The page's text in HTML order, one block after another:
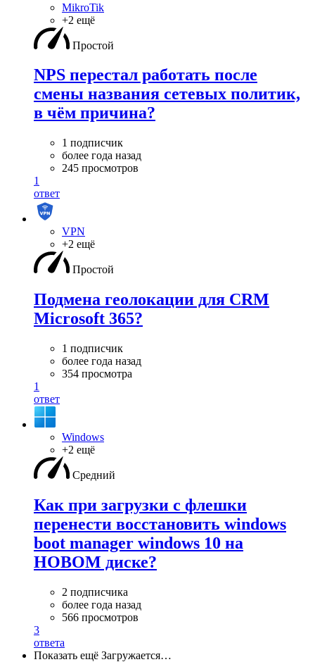
MikroTik
+2 ещё
Простой
NPS перестал работать после
смены названия сетевых политик,
в чём причина?
1 подписчик
более года назад
245 просмотров
1
ответ
VPN
+2 ещё
Простой
Подмена геолокации для CRM
Microsoft 365?
1 подписчик
более года назад
354 просмотра
1
ответ
Windows
+2 ещё
Средний
Как при загрузки с флешки
перенести восстановить windows
boot manager windows 10 на
НОВОМ диске?
2 подписчика
более года назад
566 просмотров
3
ответа
Показать ещё Загружается…